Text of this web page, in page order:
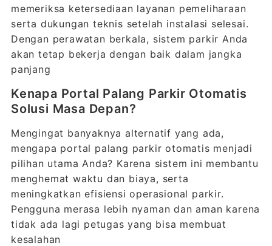
memeriksa ketersediaan layanan pemeliharaan
serta dukungan teknis setelah instalasi selesai.
Dengan perawatan berkala, sistem parkir Anda
akan tetap bekerja dengan baik dalam jangka
panjang
Kenapa Portal Palang Parkir Otomatis
Solusi Masa Depan?
Mengingat banyaknya alternatif yang ada,
mengapa portal palang parkir otomatis menjadi
pilihan utama Anda? Karena sistem ini membantu
menghemat waktu dan biaya, serta
meningkatkan efisiensi operasional parkir.
Pengguna merasa lebih nyaman dan aman karena
tidak ada lagi petugas yang bisa membuat
kesalahan